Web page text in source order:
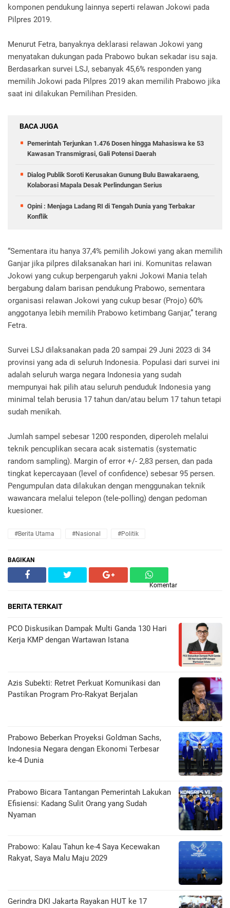
komponen pendukung lainnya seperti relawan Jokowi pada
Pilpres 2019.
Menurut Fetra, banyaknya deklarasi relawan Jokowi yang
menyatakan dukungan pada Prabowo bukan sekadar isu saja.
Berdasarkan survei LSJ, sebanyak 45,6% responden yang
memilih Jokowi pada Pilpres 2019 akan memilih Prabowo jika
saat ini dilakukan Pemilihan Presiden.
BACA JUGA
Pemerintah Terjunkan 1.476 Dosen hingga Mahasiswa ke 53
Kawasan Transmigrasi, Gali Potensi Daerah
Dialog Publik Soroti Kerusakan Gunung Bulu Bawakaraeng,
Kolaborasi Mapala Desak Perlindungan Serius
Opini : Menjaga Ladang RI di Tengah Dunia yang Terbakar
Konflik
“Sementara itu hanya 37,4% pemilih Jokowi yang akan memilih
Ganjar jika pilpres dilaksanakan hari ini. Komunitas relawan
Jokowi yang cukup berpengaruh yakni Jokowi Mania telah
bergabung dalam barisan pendukung Prabowo, sementara
organisasi relawan Jokowi yang cukup besar (Projo) 60%
anggotanya lebih memilih Prabowo ketimbang Ganjar,” terang
Fetra.
Survei LSJ dilaksanakan pada 20 sampai 29 Juni 2023 di 34
provinsi yang ada di seluruh Indonesia. Populasi dari survei ini
adalah seluruh warga negara Indonesia yang sudah
mempunyai hak pilih atau seluruh penduduk Indonesia yang
minimal telah berusia 17 tahun dan/atau belum 17 tahun tetapi
sudah menikah.
Jumlah sampel sebesar 1200 responden, diperoleh melalui
teknik pencuplikan secara acak sistematis (systematic
random sampling). Margin of error +/- 2,83 persen, dan pada
tingkat kepercayaan (level of confidence) sebesar 95 persen.
Pengumpulan data dilakukan dengan menggunakan teknik
wawancara melalui telepon (tele-polling) dengan pedoman
kuesioner.
#Berita Utama #Nasional #Politik
BAGIKAN
Komentar
BERITA TERKAIT
PCO Diskusikan Dampak Multi Ganda 130 Hari
Kerja KMP dengan Wartawan Istana
Azis Subekti: Retret Perkuat Komunikasi dan
Pastikan Program Pro-Rakyat Berjalan
Prabowo Beberkan Proyeksi Goldman Sachs,
Indonesia Negara dengan Ekonomi Terbesar
ke-4 Dunia
Prabowo Bicara Tantangan Pemerintah Lakukan
Efisiensi: Kadang Sulit Orang yang Sudah
Nyaman
Prabowo: Kalau Tahun ke-4 Saya Kecewakan
Rakyat, Saya Malu Maju 2029
Gerindra DKI Jakarta Rayakan HUT ke 17